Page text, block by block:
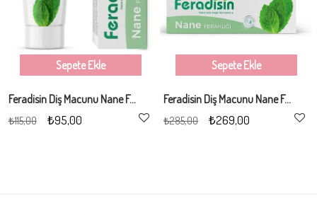
Feradisin Diş Macunu Nane Ferahlığı 90Gr
₺95,00
₺115,00
Sepete Ekle
Feradisin Diş Macunu Nane Ferahlığı 90Gr - 3 Adet
₺269,00
₺285,00
Sepete Ekle